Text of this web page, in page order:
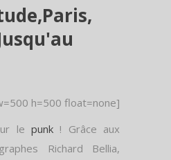
h=500 float=none]
le punk ! Grâce aux
Richard Bellia,